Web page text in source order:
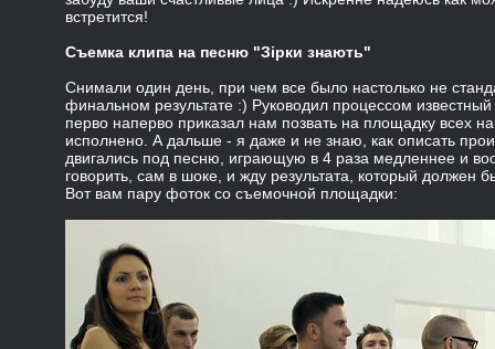
встретится!
Съемка клипа на песню "Зірки знають"
Снимали один день, при чем все было настолько не
финальном результате :) Руководил процессом
перво наперво приказал нам позвать на площадку всех
исполнено. А дальше - я даже и не знаю, как описать
двигались под песню, играющую в 4 раза медленнее и
говорить, сам в шоке, и жду результата, который должен
Вот вам пару фоток со съемочной площадки: